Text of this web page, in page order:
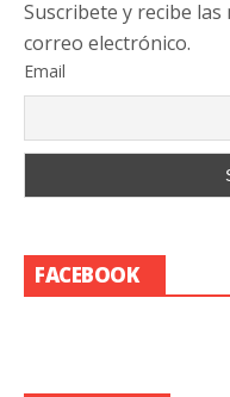
Suscribete y recibe
correo electrónico.
Email
FACEBOOK